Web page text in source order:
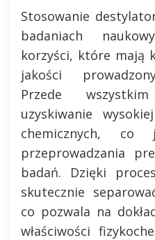
Stosowanie
badaniach
korzyści, które mają
jakości
Przede
uzyskiwanie
chemicznych,
przeprowadzania
badań. Dzięki
skutecznie
co pozwala na
właściwości